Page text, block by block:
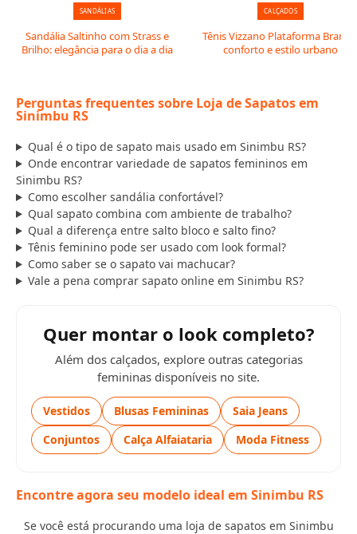
SANDÁLIAS
Sandália Saltinho com Strass e
Brilho: elegância para o dia a dia
CALÇADOS
Tênis Vizzano Plataforma
conforto e estilo urbano
Perguntas frequentes sobre Loja de Sapatos em
Sinimbu RS
Qual é o tipo de sapato mais usado em Sinimbu RS?
Onde encontrar variedade de sapatos femininos em
Sinimbu RS?
Como escolher sandália confortável?
Qual sapato combina com ambiente de trabalho?
Qual a diferença entre salto bloco e salto fino?
Tênis feminino pode ser usado com look formal?
Como saber se o sapato vai machucar?
Vale a pena comprar sapato online em Sinimbu RS?
Quer montar o look completo?
Além dos calçados, explore outras categorias
femininas disponíveis no site.
Vestidos Blusas Femininas
Saia Jeans
Conjuntos
Calça Alfaiataria Moda Fitness
Encontre agora seu modelo ideal em Sinimbu RS
Se você está procurando uma loja de sapatos em Sinimbu